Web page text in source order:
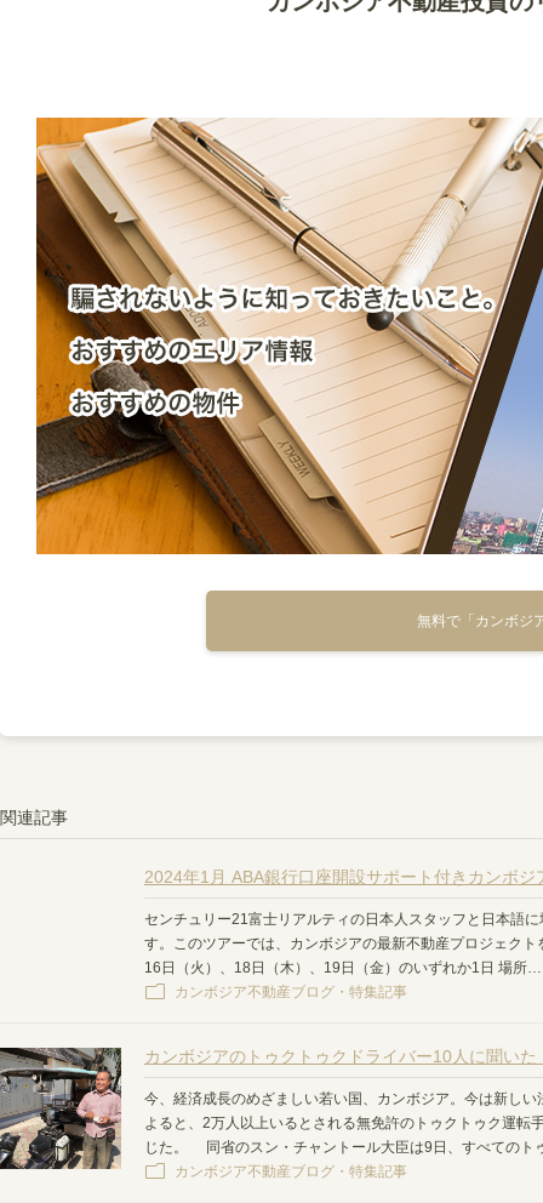
無料で「カンボジ
関連記事
2024年1月 ABA銀行口座開設サポート付きカンボ
センチュリー21富士リアルティの日本人スタッフと日本語
す。このツアーでは、カンボジアの最新不動産プロジェク
16日（火）、18日（木）、19日（金）のいずれか1日 場所
カンボジア不動産ブログ・特集記事
カンボジアのトゥクトゥクドライバー10人に聞
今、経済成長のめざましい若い国、カンボジア。今は新し
よると、2万人以上いるとされる無免許のトゥクトゥク運
じた。 同省のスン・チャントール大臣は9日、すべての
カンボジア不動産ブログ・特集記事